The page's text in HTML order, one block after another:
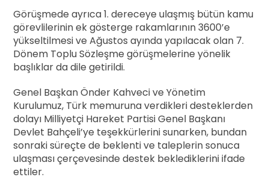
Görüşmede ayrıca 1. dereceye ulaşmış bütün kamu
görevlilerinin ek gösterge rakamlarının 3600’e
yükseltilmesi ve Ağustos ayında yapılacak olan 7.
Dönem Toplu Sözleşme görüşmelerine yönelik
başlıklar da dile getirildi.
Genel Başkan Önder Kahveci ve Yönetim
Kurulumuz, Türk memuruna verdikleri desteklerden
dolayı Milliyetçi Hareket Partisi Genel Başkanı
Devlet Bahçeli’ye teşekkürlerini sunarken, bundan
sonraki süreçte de beklenti ve taleplerin sonuca
ulaşması çerçevesinde destek beklediklerini ifade
ettiler.